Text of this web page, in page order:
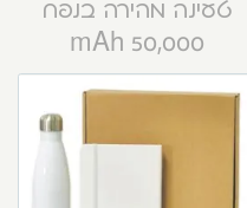
טעינה מהירה בנפח
50,000 mAh